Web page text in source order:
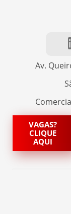
Av.
VAGAS?
CLIQUE
AQUI